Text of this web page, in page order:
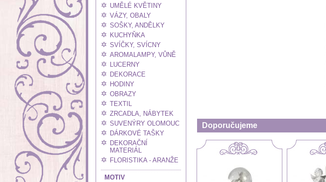
UMĚLÉ KVĚTINY
VÁZY, OBALY
SOŠKY, ANDĚLKY
KUCHYŇKA
SVÍČKY, SVÍCNY
AROMALAMPY, VŮNĚ
LUCERNY
DEKORACE
HODINY
OBRAZY
TEXTIL
ZRCADLA, NÁBYTEK
SUVENÝRY OLOMOUC
DÁRKOVÉ TAŠKY
DEKORAČNÍ
MATERIÁL
FLORISTIKA - ARANŽE
MOTIV
Doporučujeme